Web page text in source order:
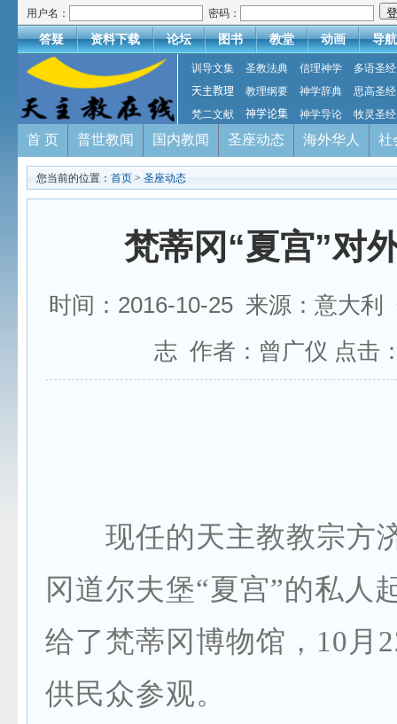
用户名： 密码：
答疑 资料下载 论坛 图书 教堂 动画 导航
训导文集 圣教法典 信理神学
多语圣经
天主教理
教理纲要 神学辞典
思高圣经
梵二文献
神学论集 神学导论 牧灵圣经
首 页 普世教闻 国内教闻 圣座动态 海外华人 社
您当前的位置： 首页 > 圣座动态
梵蒂冈“夏宫”对
时间：2016-10-25 来源：意大利
志 作者：曾广仪 点击
现任的天主教教宗方
冈道尔夫堡“夏宫”的私人
给了梵蒂冈博物馆，10月
供民众参观。